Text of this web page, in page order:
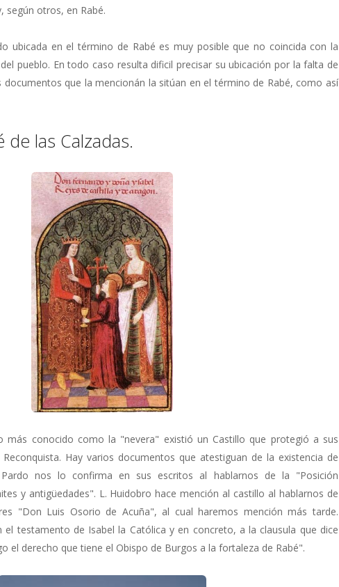
según otros, en Rabé.
ubicada en el término de Rabé es muy posible que no coincida con la
pueblo. En todo caso resulta dificil precisar su ubicación por la falta de
que la mencionán la sitúan en el término de Rabé, como así
de las Calzadas.
más conocido como la "nevera" existió un Castillo que protegió a sus
Hay varios documentos que atestiguan de la existencia de
nos lo confirma en sus escritos al hablarnos de la "Posición
y antigüedades". L. Huidobro hace mención al castillo al hablarnos de
"Don Luis Osorio de Acuña", al cual haremos mención más tarde.
el testamento de Isabel la Católica y en concreto, a la clausula que dice
el derecho que tiene el Obispo de Burgos a la fortaleza de Rabé".